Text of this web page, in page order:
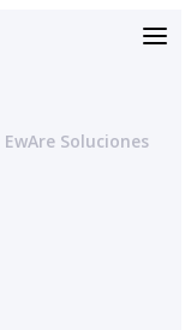
EwAre Soluciones